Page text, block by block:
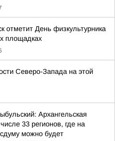
отметит День физкультурника
площадках
Северо-Запада на этой
Архангельская
33 регионов, где на
можно будет